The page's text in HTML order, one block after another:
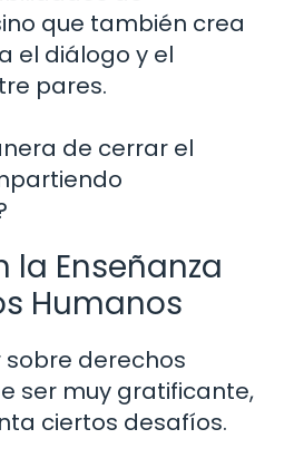
que también crea
el diálogo y el
pares.
de cerrar el
la Enseñanza
Humanos
sobre derechos
ser muy gratificante,
ciertos desafíos.